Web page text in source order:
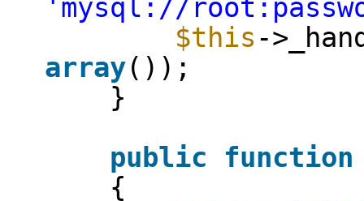
'mysql://
$this -
array());
}
public function
{